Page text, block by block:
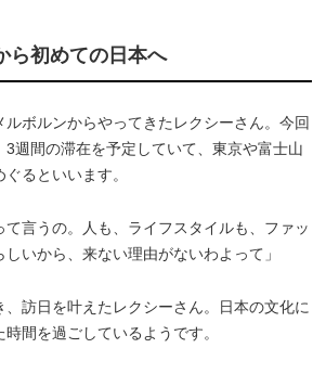
ら初めての日本へ
ボルンからやってきたレクシーさん。今回
3週間の滞在を予定していて、東京や富士山
るといいます。
て言うの。人も、ライフスタイルも、ファッ
いから、来ない理由がないわよって」
訪日を叶えたレクシーさん。日本の文化に
間を過ごしているようです。